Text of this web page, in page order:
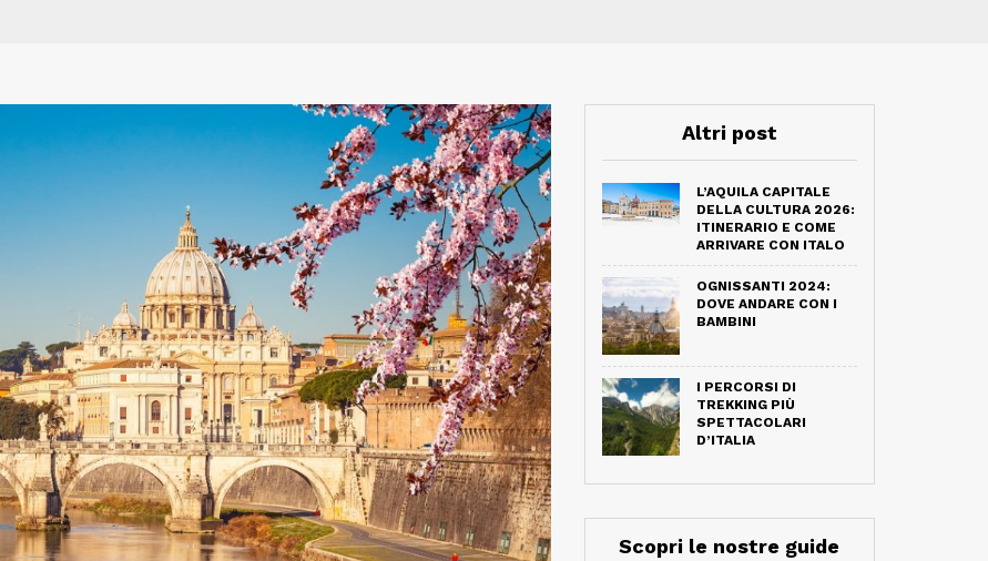
Altri post
L’AQUILA CAPITALE
DELLA CULTURA 2026:
ITINERARIO E COME
ARRIVARE CON ITALO
OGNISSANTI 2024:
DOVE ANDARE CON I
BAMBINI
I PERCORSI DI
TREKKING PIÙ
SPETTACOLARI
D’ITALIA
Scopri le nostre guide